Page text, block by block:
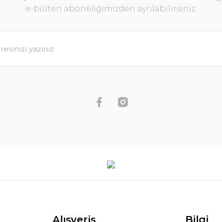
e-bülten aboneliğimizden ayrılabilirsiniz.
Alışveriş Bilgi